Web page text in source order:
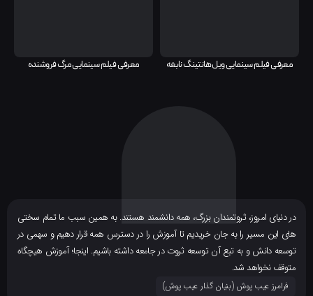
معرفی فیلم سینمایی ویل هانتینگ نابغه معرفی فیلم سینمایی مرگ فروشنده
دنیای امروز، ثروتمندان بزرگ، همه دانشمند هستند. به همین سبب ما تمام سختی
این مسیر را به جان خریدیم تا آموزش را در دسترس همه قرار دهیم و سهمی در
دانش و به تبع آن توسعه ثروت در جامعه داشته باشیم. اینجا؛ آموزش هیچگاه
نخواهد شد.
فرامرز عیب پوش (بنیان گذار عیب پوش​)